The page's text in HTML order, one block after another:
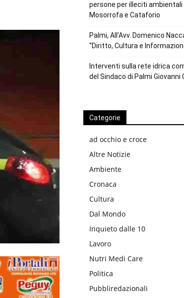
persone per illeciti ambientali
Mosorrofa e Cataforio
Palmi, All’Avv. Domenico
“Diritto, Cultura e
Interventi sulla rete idrica
del Sindaco di Palmi Giovanni
Categorie
ad occhio e croce
Altre Notizie
Ambiente
Cronaca
Cultura
Dal Mondo
Inquieto dalle 10
Lavoro
Nutri Medi Care
Politica
Pubbliredazionali